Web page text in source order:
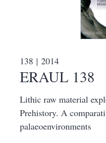
138 | 2014
ERAUL 138
Lithic raw material
Prehistory. A
palaeoenvironments